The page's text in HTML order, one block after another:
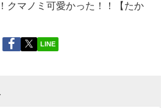
クマノミ可愛かった！！【たか
LINE